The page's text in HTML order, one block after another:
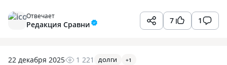
7 1
Отвечает
Редакция Сравни
22 декабря 2025 1 221 ДОЛГИ +1